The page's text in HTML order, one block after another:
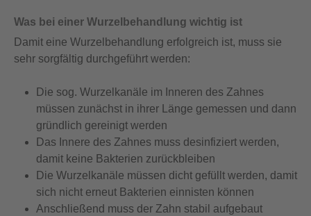
Was bei einer Wurzelbehandlung wichtig ist
Damit eine Wurzelbehandlung erfolgreich ist, muss sie
sehr sorgfältig durchgeführt werden:
Die sog. Wurzelkanäle im Inneren des Zahnes
müssen zunächst in ihrer Länge gemessen und dann
gründlich gereinigt werden
Das Innere des Zahnes muss desinfiziert werden,
damit keine Bakterien zurückbleiben
Die Wurzelkanäle müssen dicht gefüllt werden, damit
sich nicht erneut Bakterien einnisten können
Anschließend muss der Zahn stabil aufgebaut